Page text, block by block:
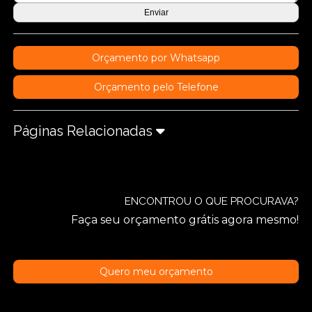
Orçamento por Whatsapp
Orçamento pelo Telefone
Páginas Relacionadas
ENCONTROU O QUE PROCURAVA?
Faça seu orçamento grátis agora mesmo!
Quero meu orçamento